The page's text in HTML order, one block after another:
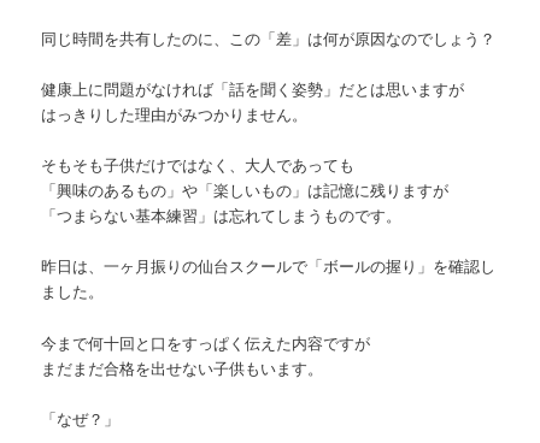
同じ時間を共有したのに、この「差」は何が原因なのでしょう？
健康上に問題がなければ「話を聞く姿勢」だとは思いますが
はっきりした理由がみつかりません。
そもそも子供だけではなく、大人であっても
「興味のあるもの」や「楽しいもの」は記憶に残りますが
「つまらない基本練習」は忘れてしまうものです。
昨日は、一ヶ月振りの仙台スクールで「ボールの握り」を確認し
ました。
今まで何十回と口をすっぱく伝えた内容ですが
まだまだ合格を出せない子供もいます。
「なぜ？」